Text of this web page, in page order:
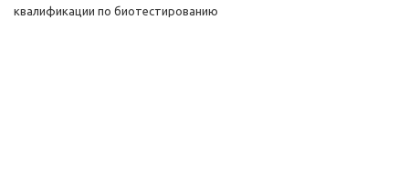
квалификации по биотестированию